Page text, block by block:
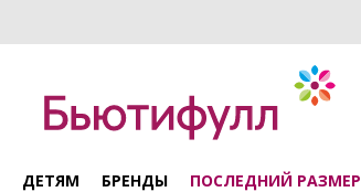
ДЕТЯМ БРЕНДЫ ПОСЛЕДНИЙ РАЗМЕР